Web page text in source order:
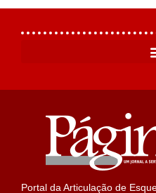
Portal da Articulação de